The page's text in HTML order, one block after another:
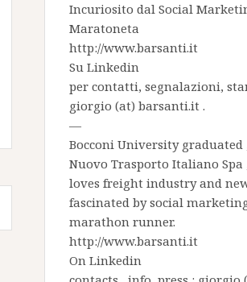
Incuriosito dal Social
Maratoneta
http://www.barsanti.it
Su Linkedin
per contatti, segnalazioni,
giorgio (at) barsanti.it .
—
Bocconi University graduated
Nuovo Trasporto Italiano Spa
loves freight industry and new
fascinated by social
marathon runner.
http://www.barsanti.it
On Linkedin